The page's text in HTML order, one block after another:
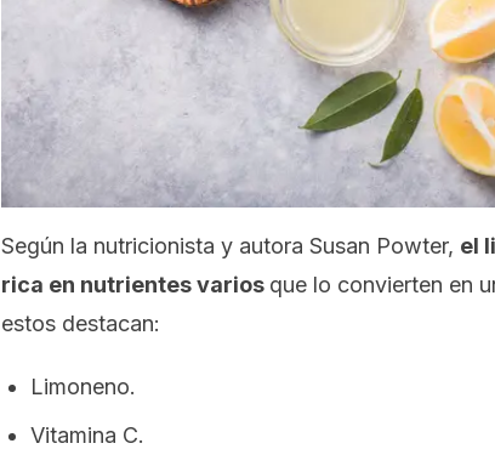
Según la nutricionista y autora Susan Powter, el
rica en nutrientes varios que lo convierten en
estos destacan:
Limoneno.
Vitamina C.